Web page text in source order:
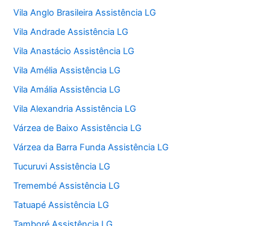
Vila Anglo Brasileira Assistência LG
Vila Andrade Assistência LG
Vila Anastácio Assistência LG
Vila Amélia Assistência LG
Vila Amália Assistência LG
Vila Alexandria Assistência LG
Várzea de Baixo Assistência LG
Várzea da Barra Funda Assistência LG
Tucuruvi Assistência LG
Tremembé Assistência LG
Tatuapé Assistência LG